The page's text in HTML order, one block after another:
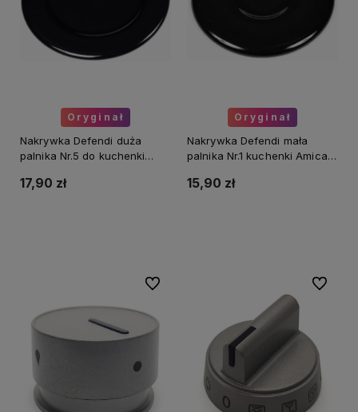
Oryginał
Nakrywka Defendi duża
palnika Nr.5 do kuchenki
17,90 zł
Oryginał
Nakrywka Defendi mała
palnika Nr.1 kuchenki Amica
15,90 zł
Do ulubionych Do